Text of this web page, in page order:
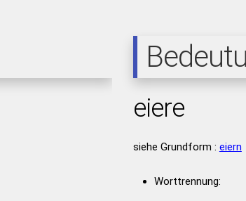
eiere
siehe Grundform : eiern
Worttrennung: